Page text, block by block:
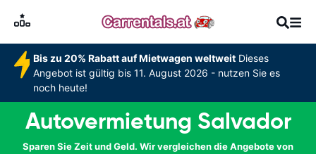
Bis zu 20% Rabatt auf Mietwagen weltweitDieses
Angebot ist gültig bis 11. August 2026 - nutzen Sie es
noch heute!
Autovermietung Salvador
Sparen Sie Zeit und Geld. Wir vergleichen die Angebote von